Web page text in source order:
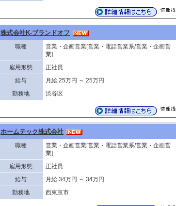
株式会社K-ブランドオフ
職種
営業・企画営業[営業・電話営業系/営業・企画営
業]
雇用形態
正社員
給与
月給 25万円 ～ 25万円
勤務地
渋谷区
ホームテック株式会社
職種
営業・企画営業[営業・電話営業系/営業・企画営
業]
雇用形態
正社員
給与
月給 34万円 ～ 34万円
勤務地
西東京市